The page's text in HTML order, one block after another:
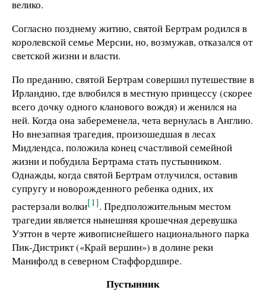
велико.
Согласно позднему житию, святой Бертрам родился в
королевской семье Мерсии, но, возмужав, отказался от
светской жизни и власти.
По преданию, святой Бертрам совершил путешествие в
Ирландию, где влюбился в местную принцессу (скорее
всего дочку одного кланового вождя) и женился на
ней. Когда она забеременела, чета вернулась в Англию.
Но внезапная трагедия, произошедшая в лесах
Мидлендса, положила конец счастливой семейной
жизни и побудила Бертрама стать пустынником.
Однажды, когда святой Бертрам отлучился, оставив
супругу и новорожденного ребенка одних, их
растерзали волки[1]. Предположительным местом
трагедии является нынешняя крошечная деревушка
Уэттон в черте живописнейшего национального парка
Пик-Дистрикт («Край вершин») в долине реки
Манифолд в северном Стаффордшире.
Пустынник